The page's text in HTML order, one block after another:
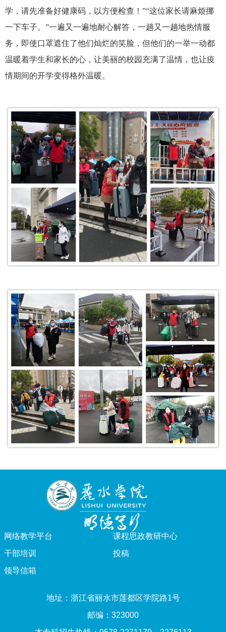
学，请先准备好健康码，以方便检查！”“这位家长请麻烦挪
一下车子。”一遍又一遍地耐心解答，一趟又一趟地热情服
务，即使口罩遮住了他们灿烂的笑脸，但他们的一举一动都
温暖着学生和家长的心，让美丽的校园充满了温情，也让疫
情期间的开学变得格外温暖。
网络教学平台
课程思政教研中心
干部培训
投稿
领导信箱
地址：浙江省丽水市莲都区学院路1号
邮编：323000